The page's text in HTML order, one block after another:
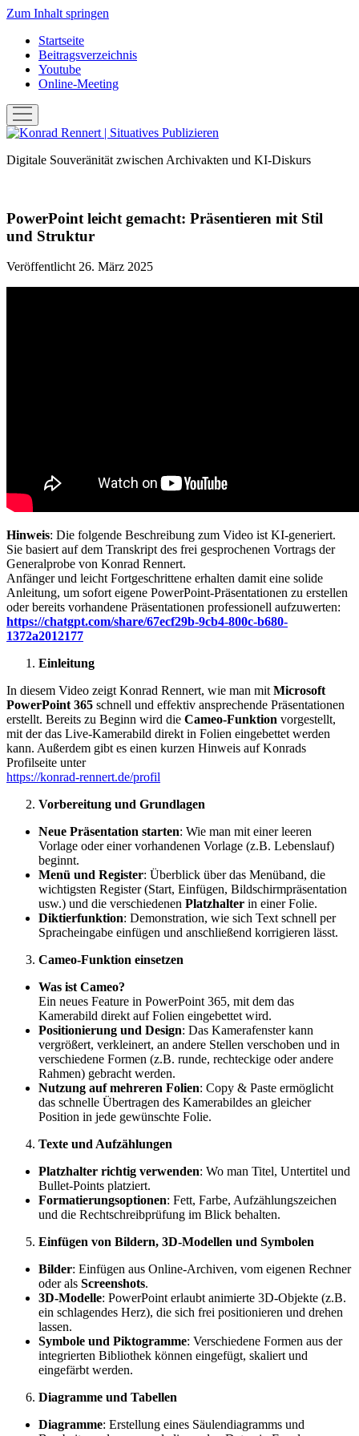
Zum Inhalt springen
Startseite
Beitragsverzeichnis
Youtube
Online-Meeting
Menü
öffnen
Konrad
|Digitale Souveränität zwischen Archivakten und KI-Diskurs
PowerPoint leicht gemacht: Präsentieren mit Stil
und Struktur
Veröffentlicht 26. März 2025
Hinweis: Die folgende Beschreibung zum Video ist KI-generiert.
Sie basiert auf dem Transkript des frei gesprochenen Vortrags der
Generalprobe von Konrad Rennert.
Anfänger und leicht Fortgeschrittene erhalten damit eine solide
Anleitung, um sofort eigene PowerPoint-Präsentationen zu erstellen
oder bereits vorhandene Präsentationen professionell aufzuwerten:
https://chatgpt.com/share/67ecf29b-9cb4-800c-b680-
1372a2012177
Einleitung
In diesem Video zeigt Konrad Rennert, wie man mitMicrosoft
PowerPoint 365 schnell und effektiv ansprechende Präsentationen
erstellt. Bereits zu Beginn wird die Cameo-Funktion vorgestellt,
mit der das Live-Kamerabild direkt in Folien eingebettet werden
kann. Außerdem gibt es einen kurzen Hinweis auf Konrads
Profilseite unter
https://konrad-rennert.de/profil
Vorbereitung und Grundlagen
Neue Präsentation starten: Wie man mit einer leeren
Vorlage oder einer vorhandenen Vorlage (z.B. Lebenslauf)
beginnt.
Menü und Register: Überblick über das Menüband, die
wichtigsten Register (Start, Einfügen, Bildschirmpräsentation
usw.) und die verschiedenen Platzhalter in einer Folie.
Diktierfunktion: Demonstration, wie sich Text schnell per
Spracheingabe einfügen und anschließend korrigieren lässt.
Cameo-Funktion einsetzen
Was ist Cameo?
Ein neues Feature in PowerPoint 365, mit dem das
Kamerabild direkt auf Folien eingebettet wird.
Positionierung und Design: Das Kamerafenster kann
vergrößert, verkleinert, an andere Stellen verschoben und in
verschiedene Formen (z.B. runde, rechteckige oder andere
Rahmen) gebracht werden.
Nutzung auf mehreren Folien: Copy & Paste ermöglicht
das schnelle Übertragen des Kamerabildes an gleicher
Position in jede gewünschte Folie.
Texte und Aufzählungen
Platzhalter richtig verwenden: Wo man Titel, Untertitel und
Bullet-Points platziert.
Formatierungsoptionen: Fett, Farbe, Aufzählungszeichen
und die Rechtschreibprüfung im Blick behalten.
Einfügen von Bildern, 3D-Modellen und Symbolen
Bilder: Einfügen aus Online-Archiven, vom eigenen Rechner
oder als Screenshots.
3D-Modelle: PowerPoint erlaubt animierte 3D-Objekte (z.B.
ein schlagendes Herz), die sich frei positionieren und drehen
lassen.
Symbole und Piktogramme: Verschiedene Formen aus der
integrierten Bibliothek können eingefügt, skaliert und
eingefärbt werden.
Diagramme und Tabellen
Diagramme: Erstellung eines Säulendiagramms und